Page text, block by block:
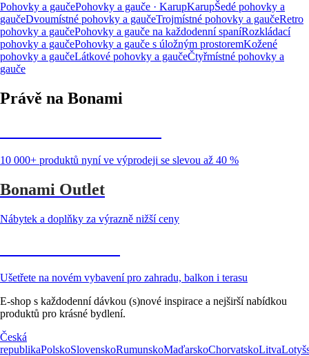
Pohovky a gaučePohovky a gauče · KarupKarupŠedé pohovky a
gaučeDvoumístné pohovky a gaučeTrojmístné pohovky a gaučeRetro
pohovky a gaučePohovky a gauče na každodenní spaníRozkládací
pohovky a gaučePohovky a gauče s úložným prostoremKožené
pohovky a gaučeLátkové pohovky a gaučeČtyřmístné pohovky a
gauče
Právě na Bonami
10 000+ produktů nyní ve výprodeji se slevou až 40 %
Bonami Outlet
Nábytek a doplňky za výrazně nižší ceny
Ušetřete na novém vybavení pro zahradu, balkon i terasu
E-shop s každodenní dávkou (s)nové inspirace a nejširší nabídkou
produktů pro krásné bydlení.
Česká
republikaPolskoSlovenskoRumunskoMaďarskoChorvatskoLitva